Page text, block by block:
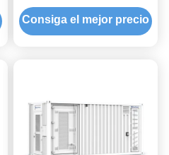
sistema del sistema 50-
1000kWh la extinción de
Consiga el mejor precio